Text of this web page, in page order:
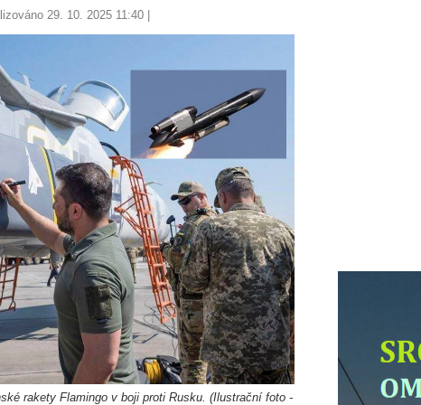
29. 10. 2025 11:40 |
rakety Flamingo v boji proti Rusku. (Ilustrační foto -